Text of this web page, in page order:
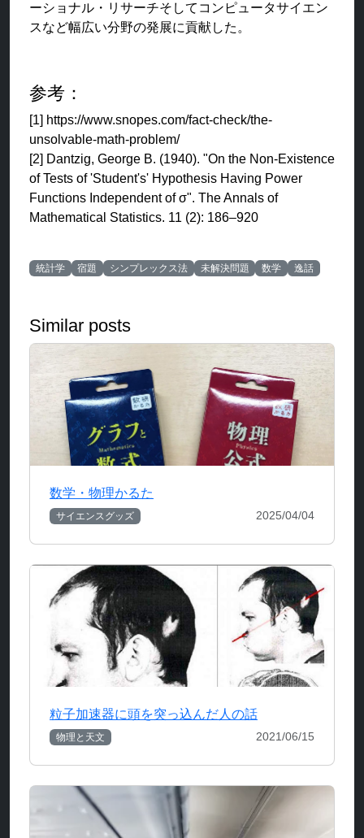
ーショナル・リサーチそしてコンピュータサイエン
スなど幅広い分野の発展に貢献した。
参考：
[1] https://www.snopes.com/fact-check/the-
unsolvable-math-problem/
[2] Dantzig, George B. (1940). "On the Non-Existence
of Tests of 'Student's' Hypothesis Having Power
Functions Independent of σ". The Annals of
Mathematical Statistics. 11 (2): 186–920
統計学 宿題 シンプレックス法 未解決問題 数学 逸話
Similar posts
数学・物理かるた
サイエンスグッズ 2025/04/04
粒子加速器に頭を突っ込んだ人の話
物理と天文 2021/06/15